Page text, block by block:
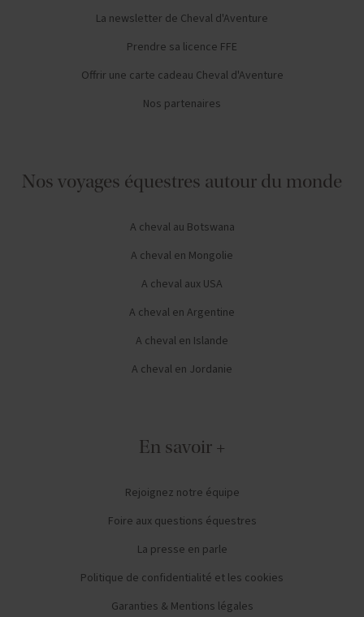
La newsletter de Cheval d'Aventure
Prendre sa licence FFE
Offrir une carte cadeau Cheval d'Aventure
Nos partenaires
Nos voyages équestres autour du monde
A cheval au Botswana
A cheval en Mongolie
A cheval aux USA
A cheval en Argentine
A cheval en Islande
A cheval en Jordanie
En savoir +
Rejoignez notre équipe
Foire aux questions équestres
La presse en parle
Politique de confidentialité et les cookies
Garanties & Mentions légales